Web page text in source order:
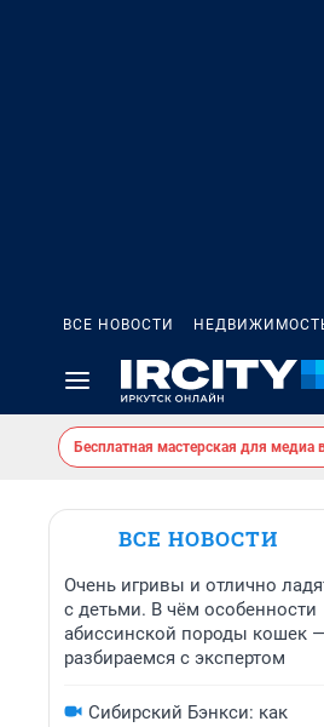
ВСЕ НОВОСТИ
Бесплатная мастерская для медиа
ВСЕ НОВОСТИ
Очень игривы и отлично
с детьми. В чём особенности
абиссинской породы кошек —
разбираемся с экспертом
Сибирский Бэнкси: как